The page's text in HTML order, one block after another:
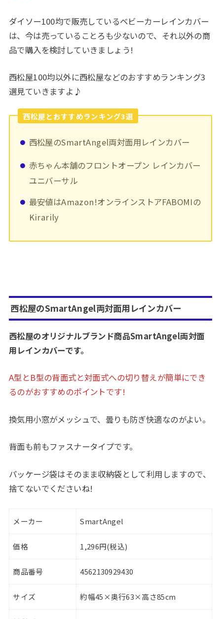
ダイソー100均で販売しているベビーカーレインカバー
は、今は売っていることろも少ないので、それ以外の商
品で購入を検討していきましょう!
西松屋100均以外に西松屋などのおすすめランキング3
選見ていきますよ♪
西松屋とおすすめランキング3選
西松屋のSmartAngel両対面用レインカバー
赤ちゃん本舗のフロントオープン レインカバー
ユニバーサル
最安値はAmazon!オンラインストアFABOMIの
Kirarily
西松屋のSmartAngel両対面用レインカバー
西松屋のオリジナルブランド商品SmartAngel両対面
用レインカバーです。
A型とB型の背面式と対面式への切り替えが簡単にでき
るのがおすすめのポイントです!
換気用小窓がメッシュで、曇りも防ぎ快適なのがよい。
背面も前もファスナータイプです。
パッケージ袋はそのまま収納袋として利用しますので、
捨てないでくださいね!
メーカー SmartAngel
価格 1,296円(税込)
商品番号 4562130929430
サイズ 約幅45×奥行63×高さ85cm